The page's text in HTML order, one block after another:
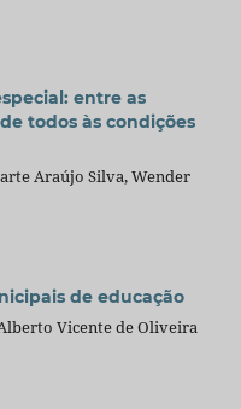
entre as
todos às condições
Araújo Silva, Wender
de educação
Vicente de Oliveira